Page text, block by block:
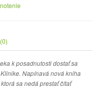
k posadnutosti dostať sa
Napínavá nová kniha
sa nedá prestať čítať